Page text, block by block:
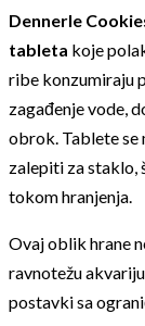
Dennerle
tableta koje
ribe konzumiraju
zagađenje vode,
obrok. Tablete se
zalepiti za staklo,
tokom hranjenja.
Ovaj oblik hrane
ravnotežu
postavki sa